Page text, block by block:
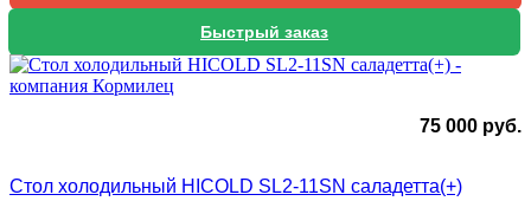
Быстрый заказ
75 000 руб.
Стол холодильный HICOLD SL2-11SN саладетта(+)